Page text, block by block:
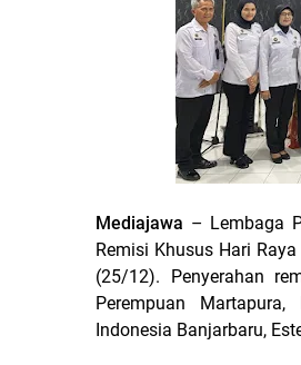
Mediajawa – Lembaga
Remisi Khusus Hari
(25/12). Penyerahan
Perempuan
Indonesia Banjarbaru,